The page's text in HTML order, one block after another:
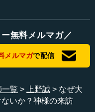
切ると、なんとなく歌
の土手に 登るべから
句に区切れます。5音
無料メルマガ／
メルマガで配信
一覧 上野誠
なぜ大
いか？神様の来訪